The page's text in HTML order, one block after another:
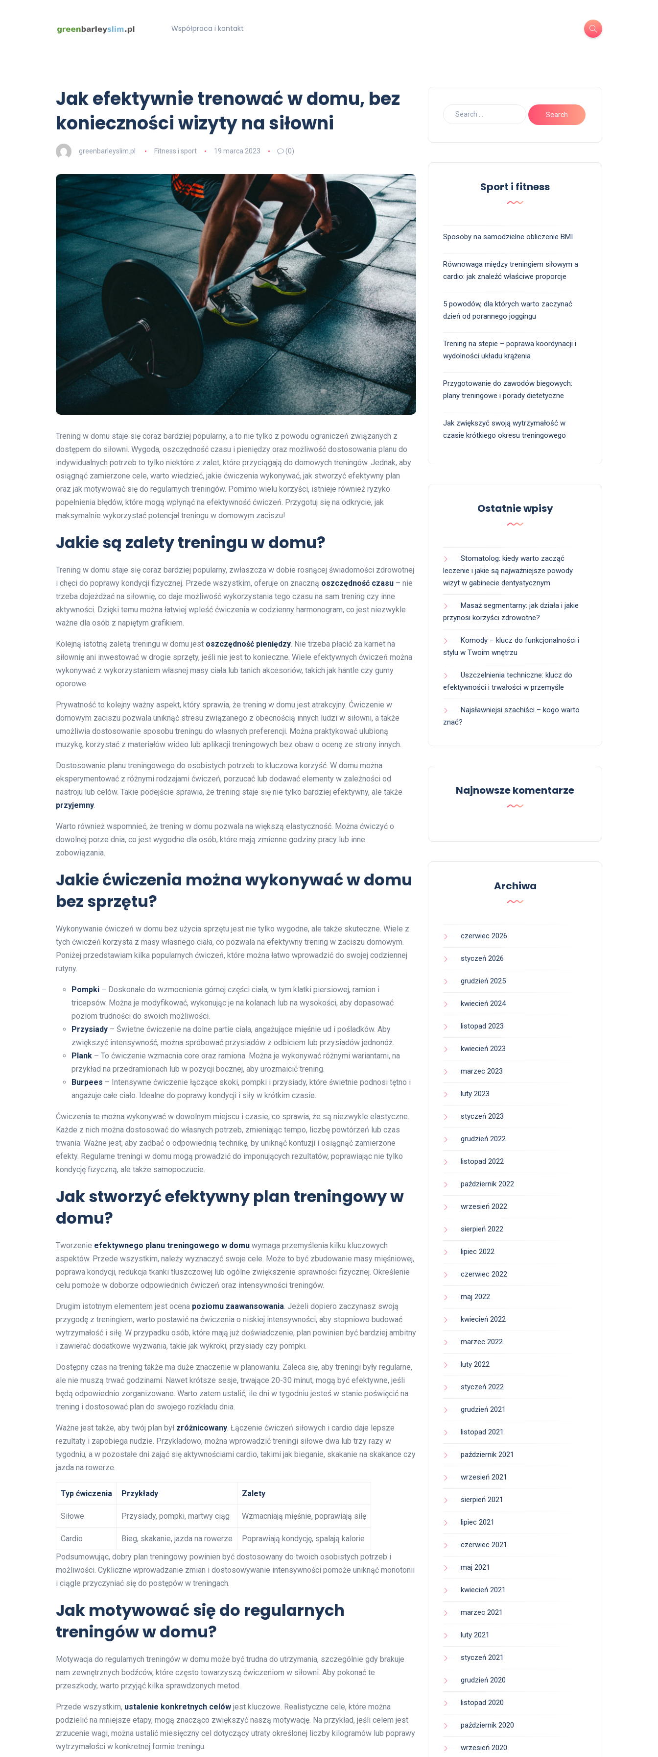
Współpraca i kontakt
Jak efektywnie trenować w domu, bez
konieczności wizyty na siłowni
greenbarleyslim.pl Fitness i sport 19 marca 2023 (0)
Trening w domu staje się coraz bardziej popularny, a to nie tylko z powodu ograniczeń związanych z
dostępem do siłowni. Wygoda, oszczędność czasu i pieniędzy oraz możliwość dostosowania planu do
indywidualnych potrzeb to tylko niektóre z zalet, które przyciągają do domowych treningów. Jednak, aby
osiągnąć zamierzone cele, warto wiedzieć, jakie ćwiczenia wykonywać, jak stworzyć efektywny plan
oraz jak motywować się do regularnych treningów. Pomimo wielu korzyści, istnieje również ryzyko
popełnienia błędów, które mogą wpłynąć na efektywność ćwiczeń. Przygotuj się na odkrycie, jak
maksymalnie wykorzystać potencjał treningu w domowym zaciszu!
Jakie są zalety treningu w domu?
Trening w domu staje się coraz bardziej popularny, zwłaszcza w dobie rosnącej świadomości zdrowotnej
i chęci do poprawy kondycji fizycznej. Przede wszystkim, oferuje on znaczną oszczędność czasu – nie
trzeba dojeżdżać na siłownię, co daje możliwość wykorzystania tego czasu na sam trening czy inne
aktywności. Dzięki temu można łatwiej wpleść ćwiczenia w codzienny harmonogram, co jest niezwykle
ważne dla osób z napiętym grafikiem.
Kolejną istotną zaletą treningu w domu jest oszczędność pieniędzy . Nie trzeba płacić za karnet na
siłownię ani inwestować w drogie sprzęty, jeśli nie jest to konieczne. Wiele efektywnych ćwiczeń można
wykonywać z wykorzystaniem własnej masy ciała lub tanich akcesoriów, takich jak hantle czy gumy
oporowe.
Prywatność to kolejny ważny aspekt, który sprawia, że trening w domu jest atrakcyjny. Ćwiczenie w
domowym zaciszu pozwala uniknąć stresu związanego z obecnością innych ludzi w siłowni, a także
umożliwia dostosowanie sposobu treningu do własnych preferencji. Można praktykować ulubioną
muzykę, korzystać z materiałów wideo lub aplikacji treningowych bez obaw o ocenę ze strony innych.
Dostosowanie planu treningowego do osobistych potrzeb to kluczowa korzyść. W domu można
eksperymentować z różnymi rodzajami ćwiczeń, porzucać lub dodawać elementy w zależności od
nastroju lub celów. Takie podejście sprawia, że trening staje się nie tylko bardziej efektywny, ale także
przyjemny
Warto również wspomnieć, że trening w domu pozwala na większą elastyczność. Można ćwiczyć o
dowolnej porze dnia, co jest wygodne dla osób, które mają zmienne godziny pracy lub inne
zobowiązania.
Jakie ćwiczenia można wykonywać w domu
bez sprzętu?
Wykonywanie ćwiczeń w domu bez użycia sprzętu jest nie tylko wygodne, ale także skuteczne. Wiele z
tych ćwiczeń korzysta z masy własnego ciała, co pozwala na efektywny trening w zaciszu domowym.
Poniżej przedstawiam kilka popularnych ćwiczeń, które można łatwo wprowadzić do swojej codziennej
rutyny.
Pompki – Doskonałe do wzmocnienia górnej części ciała, w tym klatki piersiowej, ramion i
tricepsów. Można je modyfikować, wykonując je na kolanach lub na wysokości, aby dopasować
poziom trudności do swoich możliwości.
Przysiady – Świetne ćwiczenie na dolne partie ciała, angażujące mięśnie ud i pośladków. Aby
zwiększyć intensywność, można spróbować przysiadów z odbiciem lub przysiadów jednonóż.
Plank – To ćwiczenie wzmacnia core oraz ramiona. Można je wykonywać różnymi wariantami, na
przykład na przedramionach lub w pozycji bocznej, aby urozmaicić trening.
Burpees – Intensywne ćwiczenie łączące skoki, pompki i przysiady, które świetnie podnosi tętno i
angażuje całe ciało. Idealne do poprawy kondycji i siły w krótkim czasie.
Ćwiczenia te można wykonywać w dowolnym miejscu i czasie, co sprawia, że są niezwykle elastyczne.
Każde z nich można dostosować do własnych potrzeb, zmieniając tempo, liczbę powtórzeń lub czas
trwania. Ważne jest, aby zadbać o odpowiednią technikę, by uniknąć kontuzji i osiągnąć zamierzone
efekty. Regularne treningi w domu mogą prowadzić do imponujących rezultatów, poprawiając nie tylko
kondycję fizyczną, ale także samopoczucie.
Jak stworzyć efektywny plan treningowy w
domu?
Tworzenie efektywnego planu treningowego w domu wymaga przemyślenia kilku kluczowych
aspektów. Przede wszystkim, należy wyznaczyć swoje cele. Może to być zbudowanie masy mięśniowej,
poprawa kondycji, redukcja tkanki tłuszczowej lub ogólne zwiększenie sprawności fizycznej. Określenie
celu pomoże w doborze odpowiednich ćwiczeń oraz intensywności treningów.
Drugim istotnym elementem jest ocena poziomu zaawansowania . Jeżeli dopiero zaczynasz swoją
przygodę z treningiem, warto postawić na ćwiczenia o niskiej intensywności, aby stopniowo budować
wytrzymałość i siłę. W przypadku osób, które mają już doświadczenie, plan powinien być bardziej ambitny
i zawierać dodatkowe wyzwania, takie jak wykroki, przysiady czy pompki.
Dostępny czas na trening także ma duże znaczenie w planowaniu. Zaleca się, aby treningi były regularne,
ale nie muszą trwać godzinami. Nawet krótsze sesje, trwające 20-30 minut, mogą być efektywne, jeśli
będą odpowiednio zorganizowane. Warto zatem ustalić, ile dni w tygodniu jesteś w stanie poświęcić na
trening i dostosować plan do swojego rozkładu dnia.
Ważne jest także, aby twój plan był zróżnicowany . Łączenie ćwiczeń siłowych i cardio daje lepsze
rezultaty i zapobiega nudzie. Przykładowo, można wprowadzić treningi siłowe dwa lub trzy razy w
tygodniu, a w pozostałe dni zająć się aktywnościami cardio, takimi jak bieganie, skakanie na skakance czy
jazda na rowerze.
Typ ćwiczenia Przykłady Zalety
Siłowe Przysiady, pompki, martwy ciąg Wzmacniają mięśnie, poprawiają siłę
Cardio Bieg, skakanie, jazda na rowerze
Poprawiają kondycję, spalają kalorie
Podsumowując, dobry plan treningowy powinien być dostosowany do twoich osobistych potrzeb i
możliwości. Cykliczne wprowadzanie zmian i dostosowywanie intensywności pomoże uniknąć monotonii
i ciągle przyczyniać się do postępów w treningach.
Jak motywować się do regularnych
treningów w domu?
Motywacja do regularnych treningów w domu może być trudna do utrzymania, szczególnie gdy brakuje
nam zewnętrznych bodźców, które często towarzyszą ćwiczeniom w siłowni. Aby pokonać te
przeszkody, warto przyjąć kilka sprawdzonych metod.
Przede wszystkim, ustalenie konkretnych celów jest kluczowe. Realistyczne cele, które można
podzielić na mniejsze etapy, mogą znacząco zwiększyć naszą motywację. Na przykład, jeśli celem jest
zrzucenie wagi, można ustalić miesięczny cel dotyczący utraty określonej liczby kilogramów lub poprawy
wytrzymałości w konkretnej formie treningu.
Sport i fitness
Sposoby na samodzielne obliczenie BMI
Równowaga między treningiem siłowym a
cardio: jak znaleźć właściwe proporcje
5 powodów, dla których warto zaczynać
dzień od porannego joggingu
Trening na stepie – poprawa koordynacji i
wydolności układu krążenia
Przygotowanie do zawodów biegowych:
plany treningowe i porady dietetyczne
Jak zwiększyć swoją wytrzymałość w
czasie krótkiego okresu treningowego
Ostatnie wpisy
Stomatolog: kiedy warto zacząć
leczenie i jakie są najważniejsze powody
wizyt w gabinecie dentystycznym
Masaż segmentarny: jak działa i jakie
przynosi korzyści zdrowotne?
Komody – klucz do funkcjonalności i
stylu w Twoim wnętrzu
Uszczelnienia techniczne: klucz do
efektywności i trwałości w przemyśle
Najsławniejsi szachiści – kogo warto
znać?
Najnowsze komentarze
Archiwa
czerwiec 2026
styczeń 2026
grudzień 2025
kwiecień 2024
listopad 2023
kwiecień 2023
marzec 2023
luty 2023
styczeń 2023
grudzień 2022
listopad 2022
październik 2022
wrzesień 2022
sierpień 2022
lipiec 2022
czerwiec 2022
maj 2022
kwiecień 2022
marzec 2022
luty 2022
styczeń 2022
grudzień 2021
listopad 2021
październik 2021
wrzesień 2021
sierpień 2021
lipiec 2021
czerwiec 2021
maj 2021
kwiecień 2021
marzec 2021
luty 2021
styczeń 2021
grudzień 2020
listopad 2020
październik 2020
wrzesień 2020